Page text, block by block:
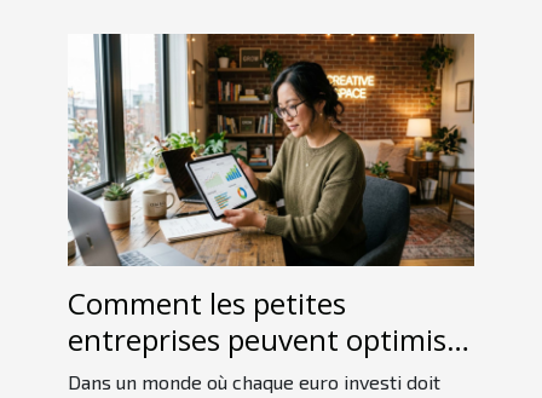
Comment les petites
entreprises peuvent optimiser
leur budget publicitaire ?
Dans un monde où chaque euro investi doit